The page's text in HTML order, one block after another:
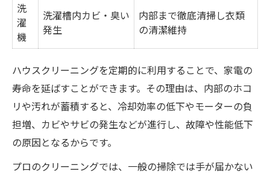
洗
濯
機
洗濯槽内カビ・臭い
発生
内部まで徹底清掃し衣類
の清潔維持
ハウスクリーニングを定期的に利用することで、家電の
寿命を延ばすことができます。その理由は、内部のホコ
リや汚れが蓄積すると、冷却効率の低下やモーターの負
担増、カビやサビの発生などが進行し、故障や性能低下
の原因となるからです。
プロのクリーニングでは、一般の掃除では手が届かない